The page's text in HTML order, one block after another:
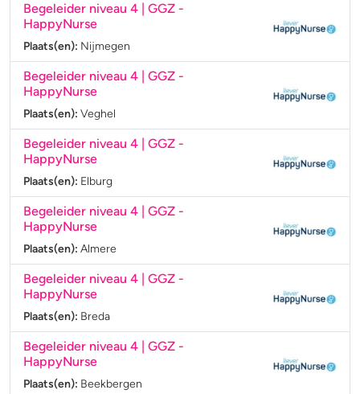
Begeleider niveau 4 | GGZ -
HappyNurse
Plaats(en): Nijmegen
Begeleider niveau 4 | GGZ -
HappyNurse
Plaats(en): Veghel
Begeleider niveau 4 | GGZ -
HappyNurse
Plaats(en): Elburg
Begeleider niveau 4 | GGZ -
HappyNurse
Plaats(en): Almere
Begeleider niveau 4 | GGZ -
HappyNurse
Plaats(en): Breda
Begeleider niveau 4 | GGZ -
HappyNurse
Plaats(en): Beekbergen